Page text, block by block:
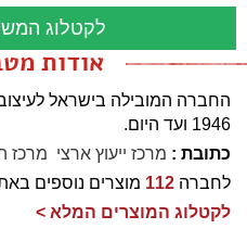
לקטלוג
אודות
החברה המובילה בישראל
1946 ועד היום.
כתובת : מרכז ייעוץ ארצי 
לחברה 112 מוצרים נוספים
לקטלוג המוצרים המלא >